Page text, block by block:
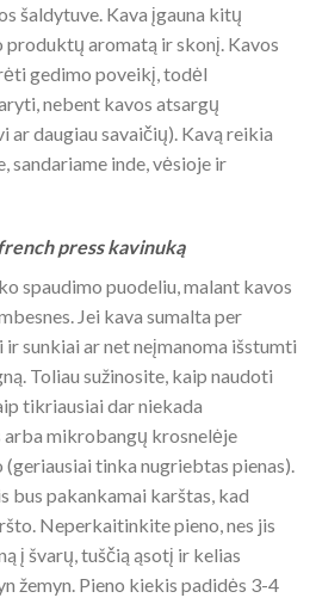
šaldytuve. Kava įgauna kitų
produktų aromatą ir skonį. Kavos
gedimo poveikį, todėl
nebent kavos atsargų
ar daugiau savaičių). Kavą reikia
sandariame inde, vėsioje ir
press kavinuką
spaudimo puodeliu, malant kavos
Jei kava sumalta per
sunkiai ar net neįmanoma išstumti
Toliau sužinosite, kaip naudoti
tikriausiai dar niekada
mikrobangų krosnelėje
tinka nugriebtas pienas).
bus pakankamai karštas, kad
Neperkaitinkite pieno, nes jis
į švarų, tuščią ąsotį ir kelias
žemyn. Pieno kiekis padidės 3-4